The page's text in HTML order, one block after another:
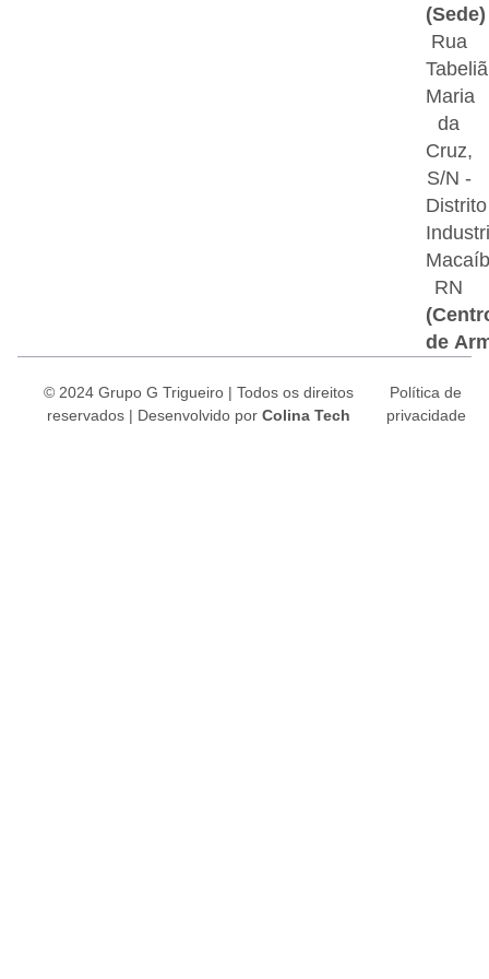
(Sede)
Rua
Tabeliã
Maria
da
Cruz,
S/N -
Distrito
RN
de
© 2024 Grupo G Trigueiro | Todos os direitos
reservados | Desenvolvido porColina Tech
Política de
privacidade